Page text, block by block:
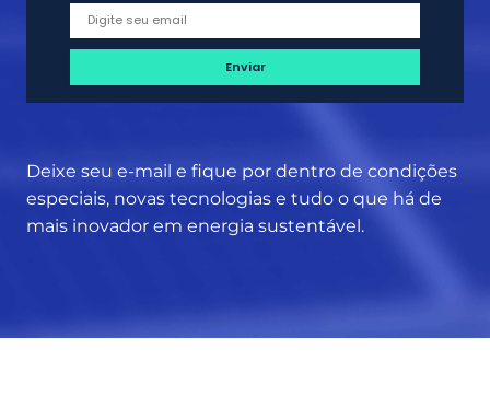
e
x
l
e
m
2
n
Deixe seu e-mail e fique por dentro de condições
especiais, novas tecnologias e tudo o que há de
mais inovador em energia sustentável.